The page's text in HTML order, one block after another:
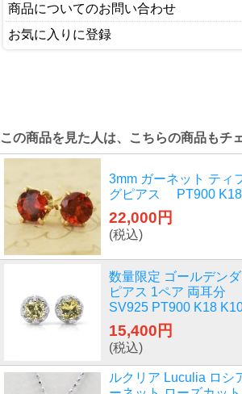
商品についてのお問い合わせ
お気に入りに登録
この商品を見た人は、こちらの商品もチ
3mm ガーネット ティ
グピアス PT900 K18
22,000円
(税込)
数量限定 ゴールデン
ピアス 1ペア 両耳分
SV925 PT900 K18
15,400円
(税込)
ルクリア Luculia ロシ